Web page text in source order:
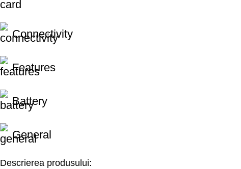
Connectivity
Features
Battery
General
Descrierea produsului: